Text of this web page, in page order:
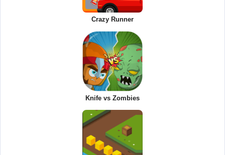
Crazy Runner
Knife vs Zombies